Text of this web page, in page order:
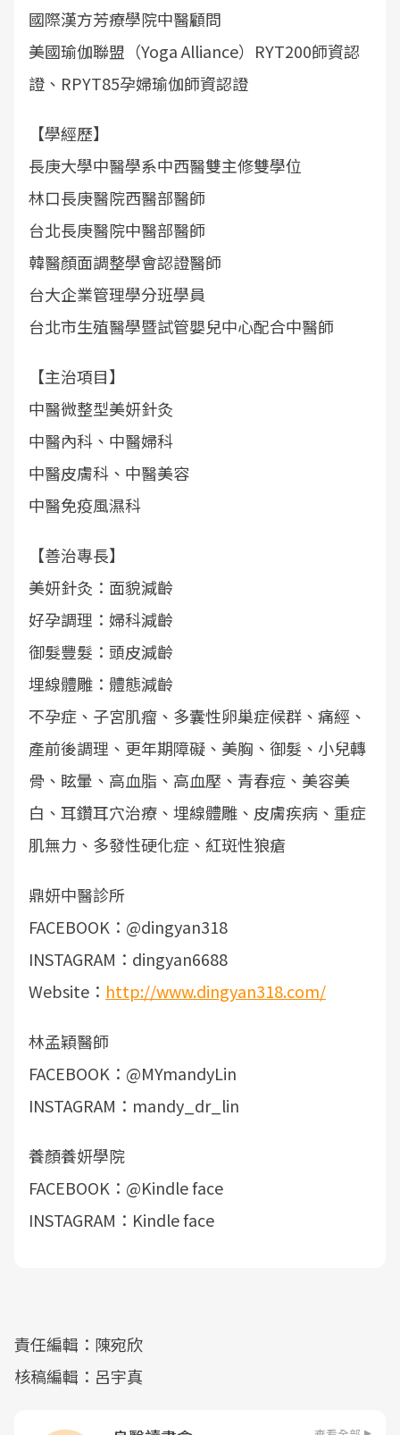
國際漢方芳療學院中醫顧問
美國瑜伽聯盟（Yoga Alliance）RYT200師資認
證、RPYT85孕婦瑜伽師資認證
【學經歷】
長庚大學中醫學系中西醫雙主修雙學位
林口長庚醫院西醫部醫師
台北長庚醫院中醫部醫師
韓醫顏面調整學會認證醫師
台大企業管理學分班學員
台北市生殖醫學暨試管嬰兒中心配合中醫師
【主治項目】
中醫微整型美妍針灸
中醫內科、中醫婦科
中醫皮膚科、中醫美容
中醫免疫風濕科
【善治專長】
美妍針灸：面貌減齡
好孕調理：婦科減齡
御髮豐髮：頭皮減齡
埋線體雕：體態減齡
不孕症、子宮肌瘤、多囊性卵巢症候群、痛經、
產前後調理、更年期障礙、美胸、御髮、小兒轉
骨、眩暈、高血脂、高血壓、青春痘、美容美
白、耳鑽耳穴治療、埋線體雕、皮膚疾病、重症
肌無力、多發性硬化症、紅斑性狼瘡
鼎妍中醫診所
FACEBOOK：@dingyan318
INSTAGRAM：dingyan6688
Website： http://www.dingyan318.com/
林孟穎醫師
FACEBOOK：@MYmandyLin
INSTAGRAM：mandy_dr_lin
養顏養妍學院
FACEBOOK：@Kindle face
INSTAGRAM：Kindle face
責任編輯：陳宛欣
核稿編輯：呂宇真